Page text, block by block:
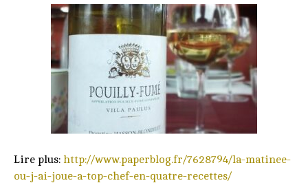
Lire plus: http://www.paperblog.fr/7628794/la-matinee-
ou-j-ai-joue-a-top-chef-en-quatre-recettes/